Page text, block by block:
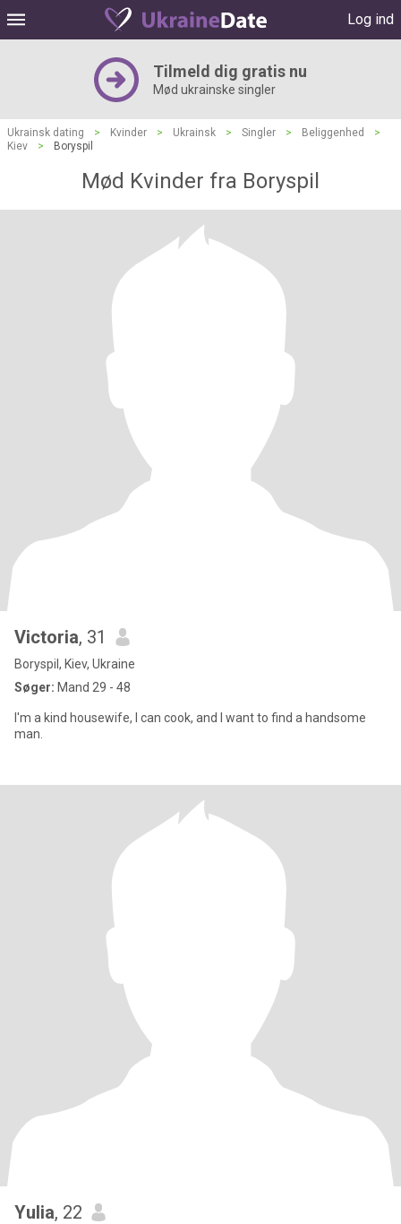
Log ind
Tilmeld dig gratis nu
Mød ukrainske singler
Ukrainsk dating > Kvinder > Ukrainsk > Singler > Beliggenhed
>
Kiev
> Boryspil
Mød Kvinder fra Boryspil
Victoria, 31
Boryspil, Kiev, Ukraine
Søger: Mand 29 - 48
I'm a kind housewife, I can cook, and I want to find a handsome
man.
Yulia, 22